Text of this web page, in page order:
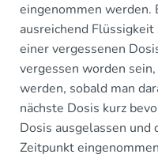
eingenommen
ausreichend
einer vergessenen
vergessen worden
werden, sobald man
nächste Dosis kurz
Dosis ausgelassen und
Zeitpunkt